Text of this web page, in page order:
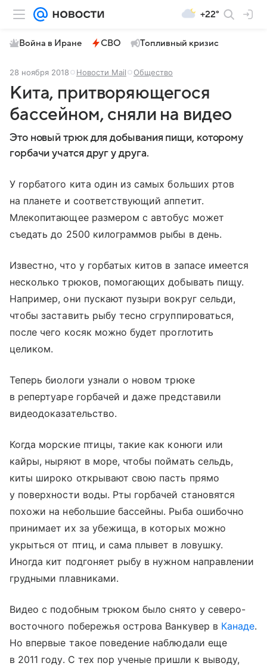
+22°
Война в Иране СВО Топливный кризис
28 ноября 2018 Новости Mail Общество
Кита, притворяющегося
бассейном, сняли на видео
Это новый трюк для добывания пищи, которому
горбачи учатся друг у друга.
У горбатого кита один из самых больших ртов
на планете и соответствующий аппетит.
Млекопитающее размером с автобус может
съедать до 2500 килограммов рыбы в день.
Известно, что у горбатых китов в запасе имеется
несколько трюков, помогающих добывать пищу.
Например, они пускают пузыри вокруг сельди,
чтобы заставить рыбу тесно сгруппироваться,
после чего косяк можно будет проглотить
целиком.
Теперь биологи узнали о новом трюке
в репертуаре горбачей и даже представили
видеодоказательство.
Когда морские птицы, такие как конюги или
кайры, ныряют в море, чтобы поймать сельдь,
киты широко открывают свою пасть прямо
у поверхности воды. Рты горбачей становятся
похожи на небольшие бассейны. Рыба ошибочно
принимает их за убежища, в которых можно
укрыться от птиц, и сама плывет в ловушку.
Иногда кит подгоняет рыбу в нужном направлении
грудными плавниками.
Видео с подобным трюком было снято у северо-
восточного побережья острова Ванкувер в Канаде.
Но впервые такое поведение наблюдали еще
в 2011 году. С тех пор ученые пришли к выводу,